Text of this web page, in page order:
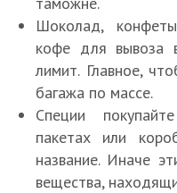
Шоколад,
кофе для вывоза
лимит. Главное,
багажа по массе.
Специи
пакетах или
название. Иначе
вещества,